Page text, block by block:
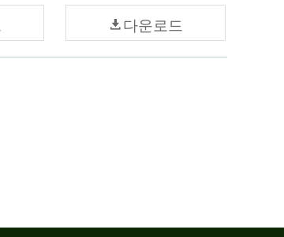
다운로드